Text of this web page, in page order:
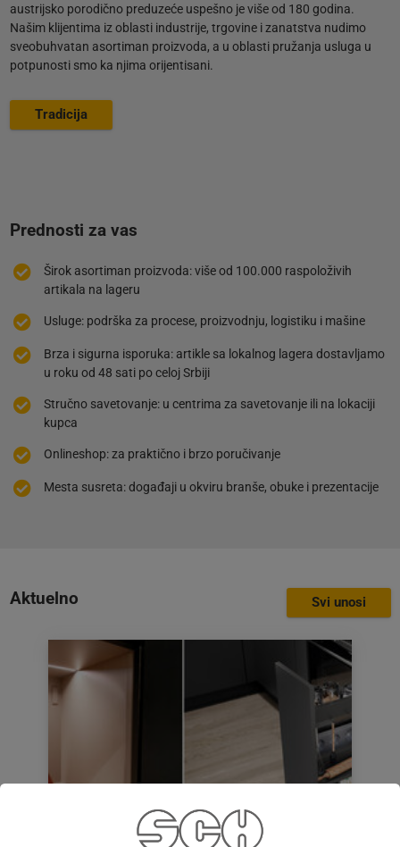
austrijsko porodično preduzeće uspešno je više od 180 godina.
Našim klijentima iz oblasti industrije, trgovine i zanatstva nudimo
sveobuhvatan asortiman proizvoda, a u oblasti pružanja usluga u
potpunosti smo ka njima orijentisani.
Tradicija
Prednosti za vas
Širok asortiman proizvoda: više od 100.000 raspoloživih
artikala na lageru
Usluge: podrška za procese, proizvodnju, logistiku i mašine
Brza i sigurna isporuka: artikle sa lokalnog lagera dostavljamo
u roku od 48 sati po celoj Srbiji
Stručno savetovanje: u centrima za savetovanje ili na lokaciji
kupca
Onlineshop: za praktično i brzo poručivanje
Mesta susreta: događaji u okviru branše, obuke i prezentacije
Aktuelno Svi unosi
Vauth-Sagel i L&S: napravljeno da traje